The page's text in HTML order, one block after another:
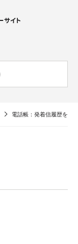
電話帳：発着信履歴を削